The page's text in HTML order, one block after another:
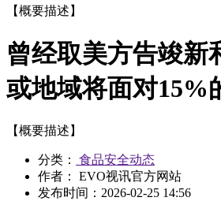
【概要描述】
曾经取美方告竣新
或地域将面对15%
【概要描述】
分类：
食品安全动态
作者： EVO视讯官方网站
发布时间： 2026-02-25 14:56